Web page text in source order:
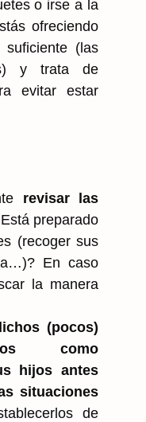
o irse a la
ofreciendo
(las
y trata de
evitar estar
revisar las
preparado
(recoger sus
En caso
la manera
(pocos)
como
hijos antes
situaciones
de